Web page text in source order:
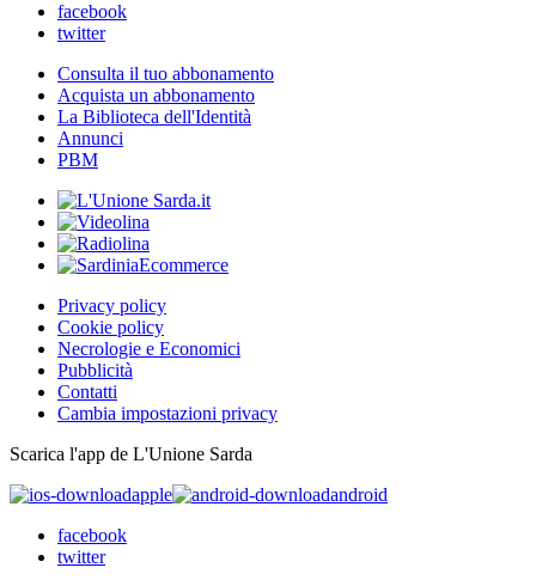
facebook
twitter
Consulta il tuo abbonamento
Acquista un abbonamento
La Biblioteca dell'Identità
Annunci
PBM
Privacy policy
Cookie policy
Necrologie e Economici
Pubblicità
Contatti
Cambia impostazioni privacy
Scarica l'app de L'Unione Sarda
apple
android
facebook
twitter